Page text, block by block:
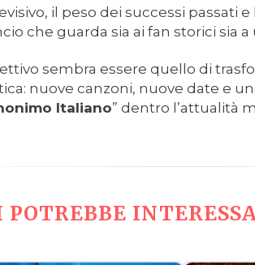
il peso dei successi passati
che guarda sia ai fan storici sia a
sembra essere quello di
nuove canzoni, nuove date e
Italiano” dentro l’attualità
POTREBBE